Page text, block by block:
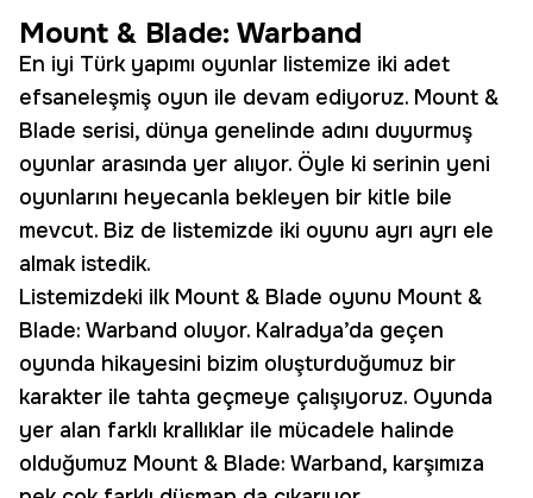
Mount & Blade: Warband
En iyi Türk yapımı oyunlar listemize iki adet
efsaneleşmiş oyun ile devam ediyoruz. Mount &
Blade serisi, dünya genelinde adını duyurmuş
oyunlar arasında yer alıyor. Öyle ki serinin yeni
oyunlarını heyecanla bekleyen bir kitle bile
mevcut. Biz de listemizde iki oyunu ayrı ayrı ele
almak istedik.
Listemizdeki ilk Mount & Blade oyunu Mount &
Blade: Warband oluyor. Kalradya’da geçen
oyunda hikayesini bizim oluşturduğumuz bir
karakter ile tahta geçmeye çalışıyoruz. Oyunda
yer alan farklı krallıklar ile mücadele halinde
olduğumuz Mount & Blade: Warband, karşımıza